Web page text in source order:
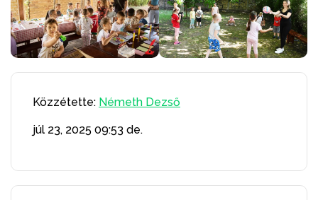
Közzétette: Németh Dezső
júl 23, 2025 09:53 de.